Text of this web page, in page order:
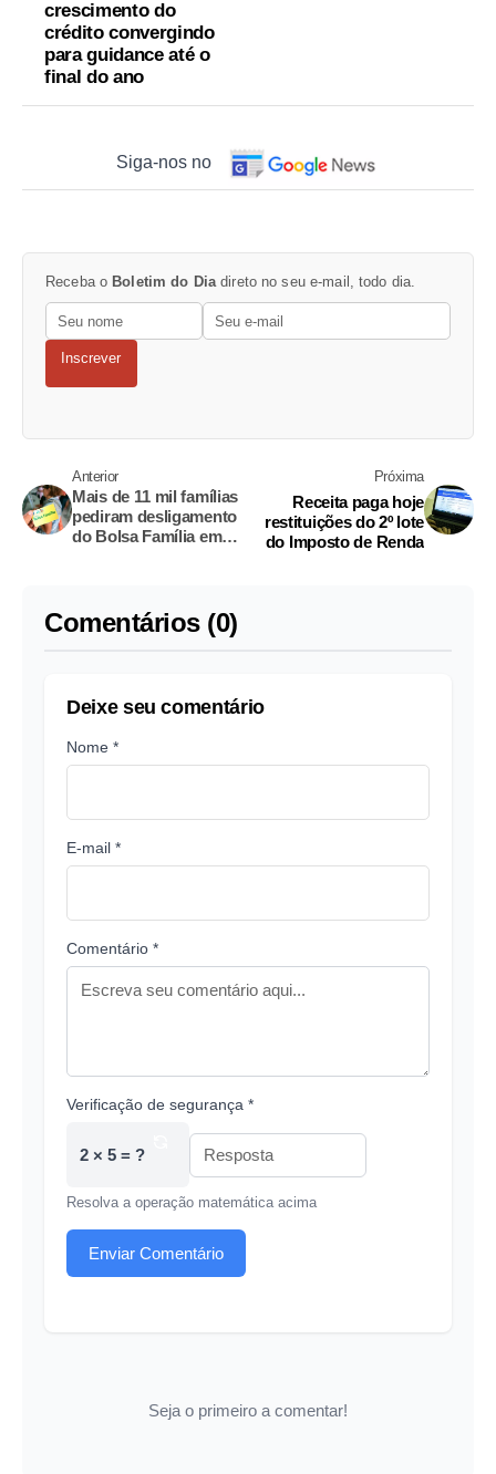
crescimento do
crédito convergindo
para guidance até o
final do ano
Siga-nos no
Receba o Boletim do Dia direto no seu e-mail, todo dia.
Inscrever
Anterior
Mais de 11 mil famílias
pediram desligamento
do Bolsa Família em
Próxima
Receita paga hoje
restituições do 2º lote
do Imposto de Renda
Comentários (0)
Deixe seu comentário
Nome *
E-mail *
Comentário *
Verificação de segurança *
2 × 5 = ?
Resolva a operação matemática acima
Enviar Comentário
Seja o primeiro a comentar!